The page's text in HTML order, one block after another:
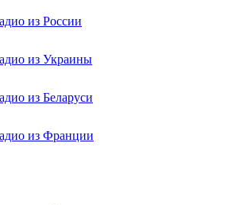
из России
из Украины
из Беларуси
из Франции